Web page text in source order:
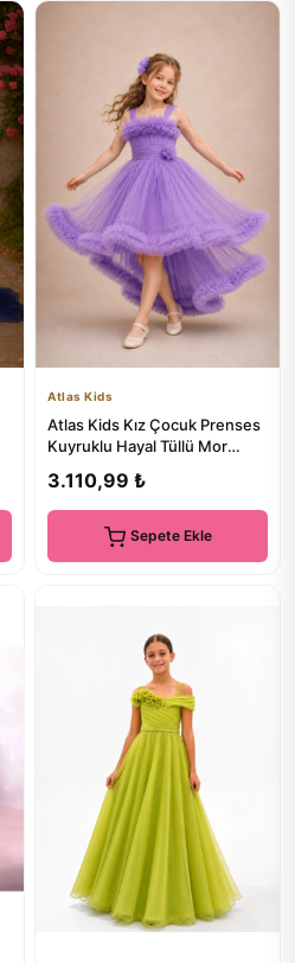
Atlas Kids
Atlas Kids Kız Çocuk Prenses
Kuyruklu Hayal Tüllü Mor
3.110,99 ₺
Sepete Ekle